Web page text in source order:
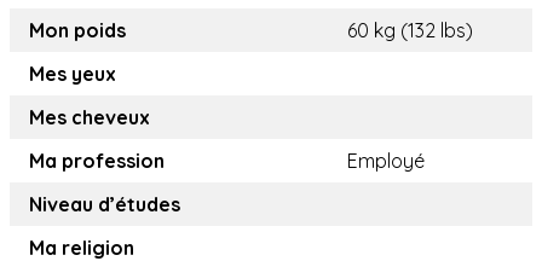
Mon poids
60 kg (132 lbs)
Mes yeux
Mes cheveux
Ma profession
Employé
Niveau d’études
Ma religion